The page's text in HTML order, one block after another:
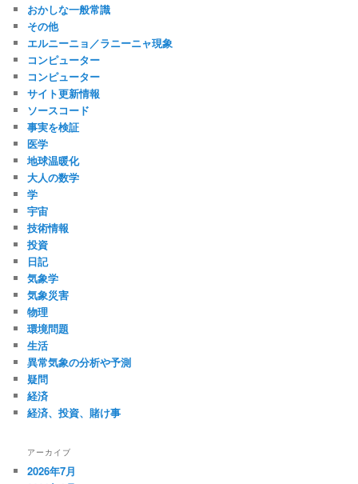
おかしな一般常識
その他
エルニーニョ／ラニーニャ現象
コンピューター
コンピューター
サイト更新情報
ソースコード
事実を検証
医学
地球温暖化
大人の数学
学
宇宙
技術情報
投資
日記
気象学
気象災害
物理
環境問題
生活
異常気象の分析や予測
疑問
経済
経済、投資、賭け事
アーカイブ
2026年7月